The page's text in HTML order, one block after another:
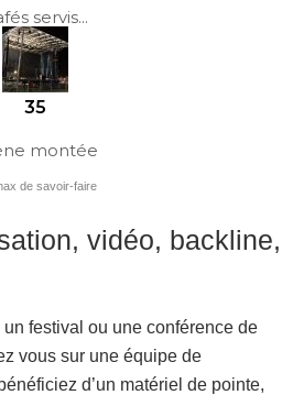
servis...
35
montée
de savoir-faire
vidéo, backline,
festival ou une conférence de
vous sur une équipe de
d’un matériel de pointe,